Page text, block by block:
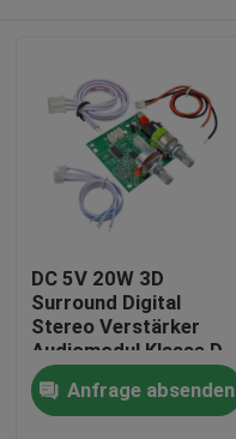
Zu Hause
Produkte
DC 5V 20W 3D
Surround Digital
Stereo Verstärker
Audiomodul Klasse D
Verstärkerplatine
Anfrage absenden